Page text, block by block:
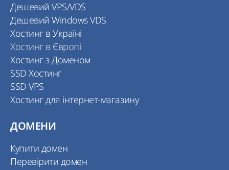
Дешевий VPS/VDS
Дешевий Windows VDS
Хостинг в Україні
Хостинг в Європі
Хостинг з Доменом
SSD Хостинг
SSD VPS
Хостинг для інтернет-магазину
ДОМЕНИ
Купити домен
Перевірити домен